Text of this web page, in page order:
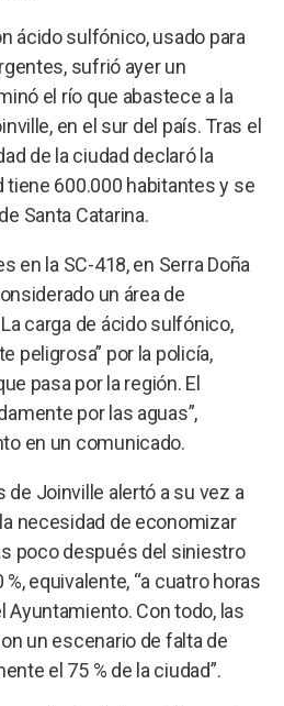
ácido sulfónico, usado para
sufrió ayer un
el río que abastece a la
en el sur del país. Tras el
de la ciudad declaró la
tiene 600.000 habitantes y se
Santa Catarina.
en la SC-418, en Serra Doña
un área de
carga de ácido sulfónico,
peligrosa” por la policía,
pasa por la región. El
por las aguas”,
en un comunicado.
de Joinville alertó a su vez a
necesidad de economizar
poco después del siniestro
equivalente, “a cuatro horas
Ayuntamiento. Con todo, las
un escenario de falta de
el 75 % de la ciudad”.